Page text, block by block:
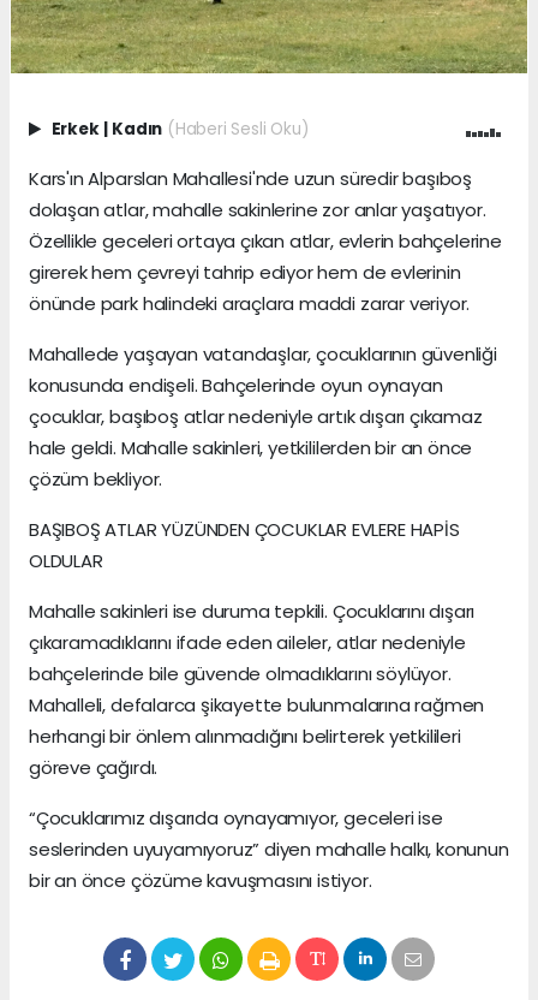
Erkek Kadın (Haberi Sesli Oku)
Kars'ın Alparslan Mahallesi'nde uzun süredir başıboş
dolaşan atlar, mahalle sakinlerine zor anlar yaşatıyor.
Özellikle geceleri ortaya çıkan atlar, evlerin bahçelerine
girerek hem çevreyi tahrip ediyor hem de evlerinin
önünde park halindeki araçlara maddi zarar veriyor.
Mahallede yaşayan vatandaşlar, çocuklarının güvenliği
konusunda endişeli. Bahçelerinde oyun oynayan
çocuklar, başıboş atlar nedeniyle artık dışarı çıkamaz
hale geldi. Mahalle sakinleri, yetkililerden bir an önce
çözüm bekliyor.
BAŞIBOŞ ATLAR YÜZÜNDEN ÇOCUKLAR EVLERE HAPİS
OLDULAR
Mahalle sakinleri ise duruma tepkili. Çocuklarını dışarı
çıkaramadıklarını ifade eden aileler, atlar nedeniyle
bahçelerinde bile güvende olmadıklarını söylüyor.
Mahalleli, defalarca şikayette bulunmalarına rağmen
herhangi bir önlem alınmadığını belirterek yetkilileri
göreve çağırdı.
“Çocuklarımız dışarıda oynayamıyor, geceleri ise
seslerinden uyuyamıyoruz” diyen mahalle halkı, konunun
bir an önce çözüme kavuşmasını istiyor.